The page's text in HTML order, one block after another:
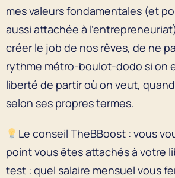
mes valeurs fondamentales (et
aussi attachée à
créer le job de nos rêves, de ne
rythme métro-boulot-dodo si on
liberté de partir où on veut,
selon ses propres termes.
Le conseil TheBBoost : vous
point vous êtes attachés à votre
test : quel salaire mensuel vous